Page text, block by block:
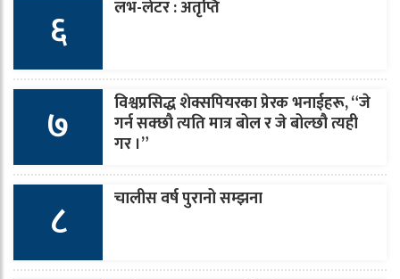
६ लभ-लेटर : अतृप्ति
७ विश्वप्रसिद्ध शेक्सपियरका प्रेरक भनाईहरू, “जे
गर्न सक्छौ त्यति मात्र बोल र जे बोल्छौ त्यही
गर ।”
८ चालीस वर्ष पुरानो सम्झना